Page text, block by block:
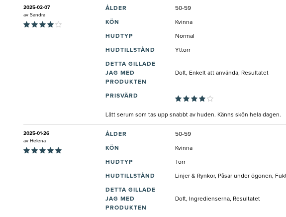
2025-02-07
av Sandra
ÅLDER 50-59
KÖN Kvinna
HUDTYP Normal
HUDTILLSTÅND Yttorr
DETTA GILLADE
JAG MED
PRODUKTEN
Doft, Enkelt att använda, Resultatet
PRISVÄRD
Lätt serum som tas upp snabbt av huden. Känns skön hela dagen.
2025-01-26
av Helena
ÅLDER 50-59
KÖN Kvinna
HUDTYP Torr
HUDTILLSTÅND Linjer & Rynkor, Påsar under ögonen,
DETTA GILLADE
JAG MED
PRODUKTEN
Doft, Ingredienserna, Resultatet